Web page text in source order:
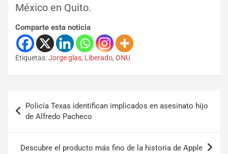
México en Quito.
Comparte esta noticia
Etiquetas:Jorge glas, Liberado, ONU
Policía Texas identifican implicados en asesinato hijo
de Alfredo Pacheco
Descubre el producto más fino de la historia de Apple